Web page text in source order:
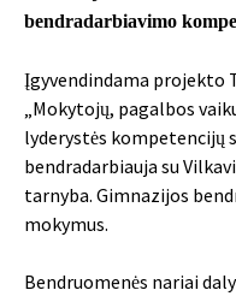
bendradarbiavimo
Įgyvendindama projekto
„Mokytojų, pagalbos
lyderystės kompetencijų
bendradarbiauja su
tarnyba. Gimnazijos
mokymus.
Bendruomenės nariai